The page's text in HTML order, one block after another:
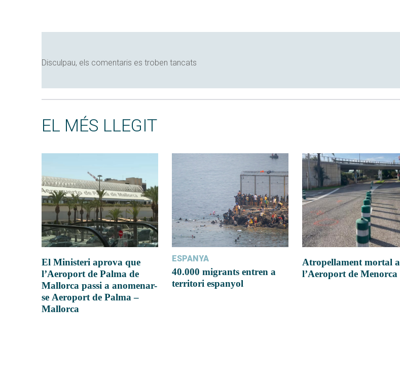
Disculpau, els comentaris es troben tancats
EL MÉS LLEGIT
El Ministeri aprova que
l’Aeroport de Palma de
Mallorca passi a anomenar-
se Aeroport de Palma –
Mallorca
ESPANYA
40.000 migrants entren a
territori espanyol
Atropellament mortal a
l’Aeroport de Menorca